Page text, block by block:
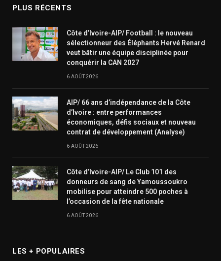
PLUS RÉCENTS
Côte d’Ivoire-AIP/ Football : le nouveau
sélectionneur des Éléphants Hervé Renard
veut bâtir une équipe disciplinée pour
conquérir la CAN 2027
6 AOÛT 2026
AIP/ 66 ans d’indépendance de la Côte
d’Ivoire : entre performances
économiques, défis sociaux et nouveau
contrat de développement (Analyse)
6 AOÛT 2026
Côte d’Ivoire-AIP/ Le Club 101 des
donneurs de sang de Yamoussoukro
mobilise pour atteindre 500 poches à
l’occasion de la fête nationale
6 AOÛT 2026
LES + POPULAIRES